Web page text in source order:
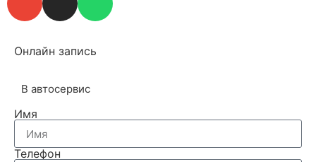
Онлайн запись
В автосервис
Имя
Телефон